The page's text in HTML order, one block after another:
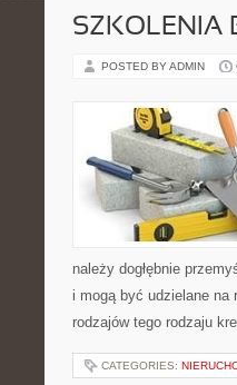
SZKOLENIA
POSTED BY ADMIN
należy dogłębnie
i mogą być udzielane na
rodzajów tego rodzaju
CATEGORIES: